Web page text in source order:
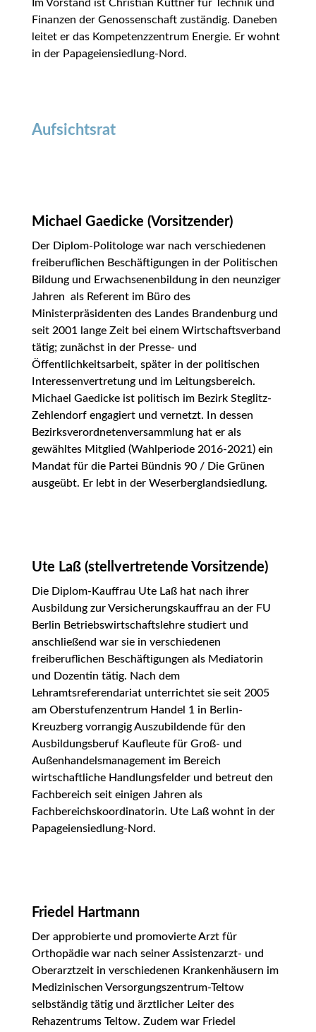
Im Vorstand ist Christian Küttner für Technik und
Finanzen der Genossenschaft zuständig. Daneben
leitet er das Kompetenzzentrum Energie. Er wohnt
in der Papageiensiedlung-Nord.
Aufsichtsrat
Michael Gaedicke (Vorsitzender)
Der Diplom-Politologe war nach verschiedenen
freiberuflichen Beschäftigungen in der Politischen
Bildung und Erwachsenenbildung in den neunziger
Jahren als Referent im Büro des
Ministerpräsidenten des Landes Brandenburg und
seit 2001 lange Zeit bei einem Wirtschaftsverband
tätig; zunächst in der Presse- und
Öffentlichkeitsarbeit, später in der politischen
Interessenvertretung und im Leitungsbereich.
Michael Gaedicke ist politisch im Bezirk Steglitz-
Zehlendorf engagiert und vernetzt. In dessen
Bezirksverordnetenversammlung hat er als
gewähltes Mitglied (Wahlperiode 2016-2021) ein
Mandat für die Partei Bündnis 90 / Die Grünen
ausgeübt. Er lebt in der Weserberglandsiedlung.
Ute Laß (stellvertretende Vorsitzende)
Die Diplom-Kauffrau Ute Laß hat nach ihrer
Ausbildung zur Versicherungskauffrau an der FU
Berlin Betriebswirtschaftslehre studiert und
anschließend war sie in verschiedenen
freiberuflichen Beschäftigungen als Mediatorin
und Dozentin tätig. Nach dem
Lehramtsreferendariat unterrichtet sie seit 2005
am Oberstufenzentrum Handel 1 in Berlin-
Kreuzberg vorrangig Auszubildende für den
Ausbildungsberuf Kaufleute für Groß- und
Außenhandelsmanagement im Bereich
wirtschaftliche Handlungsfelder und betreut den
Fachbereich seit einigen Jahren als
Fachbereichskoordinatorin. Ute Laß wohnt in der
Papageiensiedlung-Nord.
Friedel Hartmann
Der approbierte und promovierte Arzt für
Orthopädie war nach seiner Assistenzarzt- und
Oberarztzeit in verschiedenen Krankenhäusern im
Medizinischen Versorgungszentrum-Teltow
selbständig tätig und ärztlicher Leiter des
Rehazentrums Teltow. Zudem war Friedel